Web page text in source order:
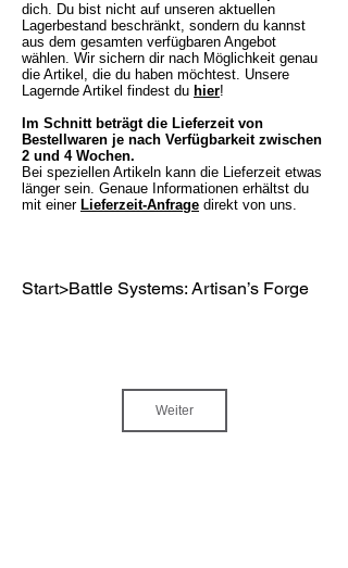
dich. Du bist nicht auf unseren aktuellen
Lagerbestand beschränkt, sondern du kannst
aus dem gesamten verfügbaren Angebot
wählen. Wir sichern dir nach Möglichkeit genau
die Artikel, die du haben möchtest. Unsere
Lagernde Artikel findest du hier!​
Im Schnitt beträgt die Lieferzeit von
Bestellwaren je nach Verfügbarkeit zwischen
2 und 4 Wochen.
Bei speziellen Artikeln kann die Lieferzeit etwas
länger sein. Genaue Informationen erhältst du
mit einer Lieferzeit-Anfrage direkt von uns.
Start>Battle Systems: Artisan’s Forge
Weiter